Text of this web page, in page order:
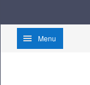
Menu